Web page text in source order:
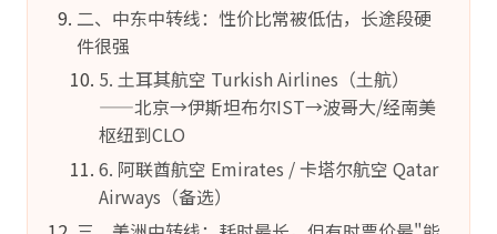
二、中东中转线：性价比常被低估，长途段硬
件很强
5. 土耳其航空 Turkish Airlines（土航）
——北京→伊斯坦布尔IST→波哥大/经南美
枢纽到CLO
6. 阿联酋航空 Emirates / 卡塔尔航空 Qatar
Airways（备选）